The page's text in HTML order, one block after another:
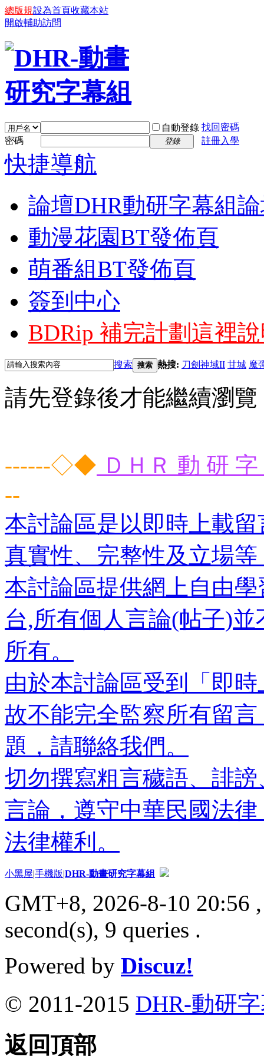
總版規設為首頁收藏本站
開啟輔助訪問
自動登錄 找回密碼
密碼
登錄 註冊入學
快捷導航
論壇DHR動研字幕組
動漫花園BT發佈頁
萌番組BT發佈頁
簽到中心
BDRip 補完計劃 這裡
搜索 搜索 熱搜: 刀劍神域II 甘城 魔
請先登錄後才能繼續瀏覽
------◇◆ ＤＨＲ 動 研
--
本討論區是以即時上載
真實性、完整性及立場
本討論區提供網上自由
台,所有個人言論(帖子)
所有。
由於本討論區受到「即
故不能完全監察所有留
題，請聯絡我們。
切勿撰寫粗言穢語、誹
言論，遵守中華民國法
法律權利。
小黑屋|手機版|DHR-動畫研究字幕組
GMT+8, 2026-8-10 20:56
second(s), 9 queries .
Powered by Discuz!
© 2011-2015 DHR-動研
返回頂部